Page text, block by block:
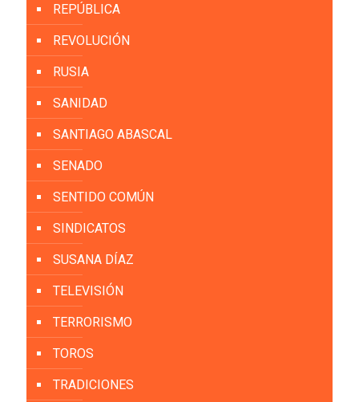
REPÚBLICA
REVOLUCIÓN
RUSIA
SANIDAD
SANTIAGO ABASCAL
SENADO
SENTIDO COMÚN
SINDICATOS
SUSANA DÍAZ
TELEVISIÓN
TERRORISMO
TOROS
TRADICIONES